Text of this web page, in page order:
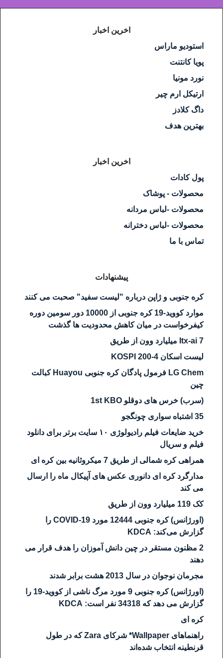
اخرین اخبار
استودیو ماراس
پویا کانتنت
نورد مونیا
ارتیکل ارم چیر
داگ کلادز
بهترین هدف
اخرین اخبار
پول کادات
محصولات - پوشاک
محصولات -لباس مردانه
محصولات -لباس دخترانه
تماس با ما
پیشنهادات
کره جنوبی و ژاپن درباره "لیست سفید" صحبت می کنند
موارد کووید-19 کره جنوبی از 10000 دور سومین دوره
کیفرخواست در میان کاهش محدودیت ها گذشت
Itx-ai 7 میلیارد وون از طریق
لیست اسکان KOSPI 200-4
LG Chem فرمول پادگان کره جنوبی Huayou کبالت
چین
(سرب) خرس های دوقلو 1st KBO
35 اشتباه سواری چونگجو
خرید ضایعات فیلم رادیولوژی ۱۰ سایت برتر برای دانلود
فیلم و سریال
همراهی کره شمالی از طریق 7 میکروثانیه بین کره ای
مدارگرد کره ای دانوری عکس های آپیکال ماه را ارسال
می کند
کک 119 میلیارد وون از طریق
(اورژانس) کره جنوبی 12444 مورد COVID-19 را
گزارش می‌کند: KDCA
2 مظنون مستقر در چین دانش آموزان را هدف قرار می
دهند
مجرمان نوجوان در سال 2013 هشت برابر شدند
(اورژانس) کره جنوبی 9 مورد مرگ ناشی از کووید-19 را
گزارش می دهد که 34318 نفر است: KDCA
کره ای
راهنماهای Wallpaper* شرکای Zara که در طول
قرنطینه انتخاب شده‌اند